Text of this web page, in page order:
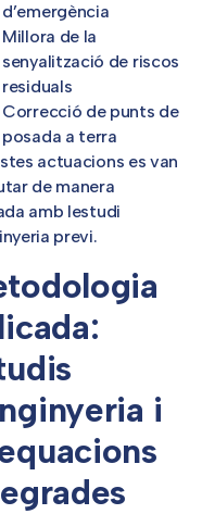
d’emergència
Millora de la
senyalització de riscos
residuals
Correcció de punts de
posada a terra
actuacions es van
de manera
amb lestudi
previ.
i